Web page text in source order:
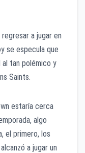
a jugar en
se especula que
al tan polémico y
Saints.
estaría cerca
algo
el primero, los
a jugar un